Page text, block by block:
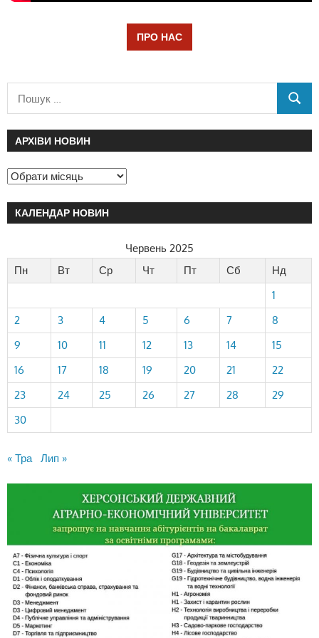
ПРО НАС
АРХІВИ НОВИН
КАЛЕНДАР НОВИН
Червень 2025
Пн
Вт Ср Чт Пт Сб
Нд
1
2
3 4 5 6 7
8
9
10 11 12 13 14
15
16
17 18 19 20 21
22
23
24 25 26 27 28
29
30
« Тра Лип »